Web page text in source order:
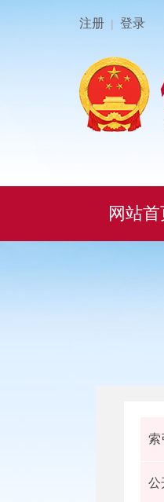
注册 | 登录
网站首
索
公